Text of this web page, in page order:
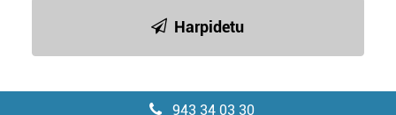
Harpidetu
943 34 03 30